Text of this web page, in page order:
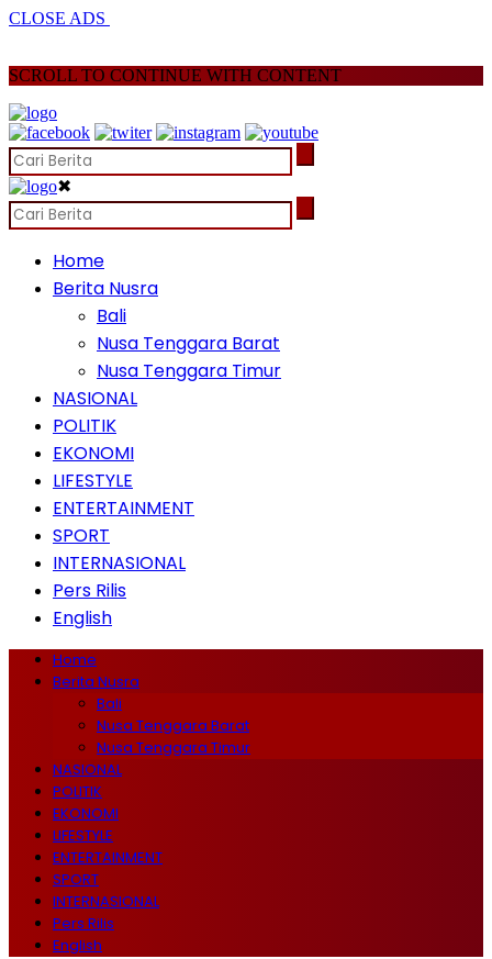
CLOSE ADS
SCROLL TO CONTINUE WITH CONTENT
✖
Home
Berita Nusra
Bali
Nusa Tenggara Barat
Nusa Tenggara Timur
NASIONAL
POLITIK
EKONOMI
LIFESTYLE
ENTERTAINMENT
SPORT
INTERNASIONAL
Pers Rilis
English
Home
Berita Nusra
Bali
Nusa Tenggara Barat
Nusa Tenggara Timur
NASIONAL
POLITIK
EKONOMI
LIFESTYLE
ENTERTAINMENT
SPORT
INTERNASIONAL
Pers Rilis
English